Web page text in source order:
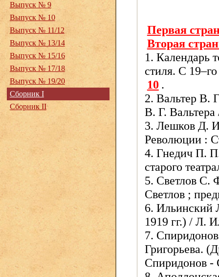
Первая
Вторая
1. Календарь
стиля. С
10 .
2. Вальтер В.
В. Г.
3. Лешков Д.
Революции :
4. Гнедич П.
старого
5. Светлов С.
Светлов ;
6. Ильинский
1919 гг.) / Л.
7.
Григорьева.
Спиридонов
Выпуск № 9
Выпуск № 10
Выпуск № 11/12
Выпуск № 13/14
Выпуск № 15/16
Выпуск № 17/18
Выпуск № 19/20
Сборник I
Сборник II